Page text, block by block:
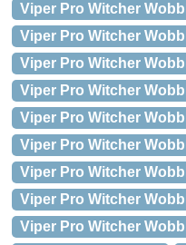
Viper Pro Witcher
Viper Pro Witcher
Viper Pro Witcher
Viper Pro Witcher
Viper Pro Witcher
Viper Pro Witcher
Viper Pro Witcher
Viper Pro Witcher
Viper Pro Witcher